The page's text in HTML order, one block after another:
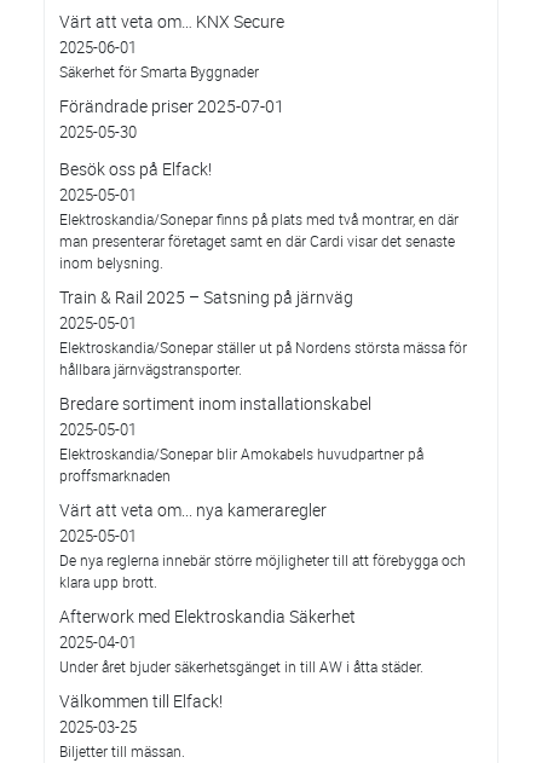
Värt att veta om… KNX Secure
2025-06-01
Säkerhet för Smarta Byggnader
Förändrade priser 2025-07-01
2025-05-30
Besök oss på Elfack!
2025-05-01
Elektroskandia/Sonepar finns på plats med två montrar, en där
man presenterar företaget samt en där Cardi visar det senaste
inom belysning.
Train & Rail 2025 – Satsning på järnväg
2025-05-01
Elektroskandia/Sonepar ställer ut på Nordens största mässa för
hållbara järnvägstransporter.
Bredare sortiment inom installationskabel
2025-05-01
Elektroskandia/Sonepar blir Amokabels huvudpartner på
proffsmarknaden
Värt att veta om... nya kameraregler
2025-05-01
De nya reglerna innebär större möjligheter till att förebygga och
klara upp brott.
Afterwork med Elektroskandia Säkerhet
2025-04-01
Under året bjuder säkerhetsgänget in till AW i åtta städer.
Välkommen till Elfack!
2025-03-25
Biljetter till mässan.